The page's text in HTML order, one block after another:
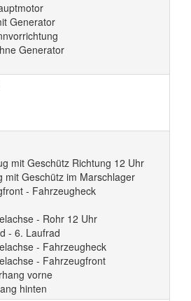
Generator
Generator
mit Geschütz Richtung 12 Uhr
mit Geschütz im Marschlager
- Fahrzeugheck
- Rohr 12 Uhr
- 6. Laufrad
- Fahrzeugheck
- Fahrzeugfront
vorne
hinten